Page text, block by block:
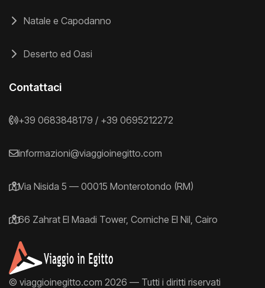
Natale e Capodanno
Deserto ed Oasi
Contattaci
+39 0683848179 / +39 0695212272
informazioni@viaggioinegitto.com
Via Nisida 5 — 00015 Monterotondo (RM)
66 Zahrat El Maadi Tower, Corniche El Nil, Cairo
© viaggioinegitto.com 2026 — Tutti i diritti riservati